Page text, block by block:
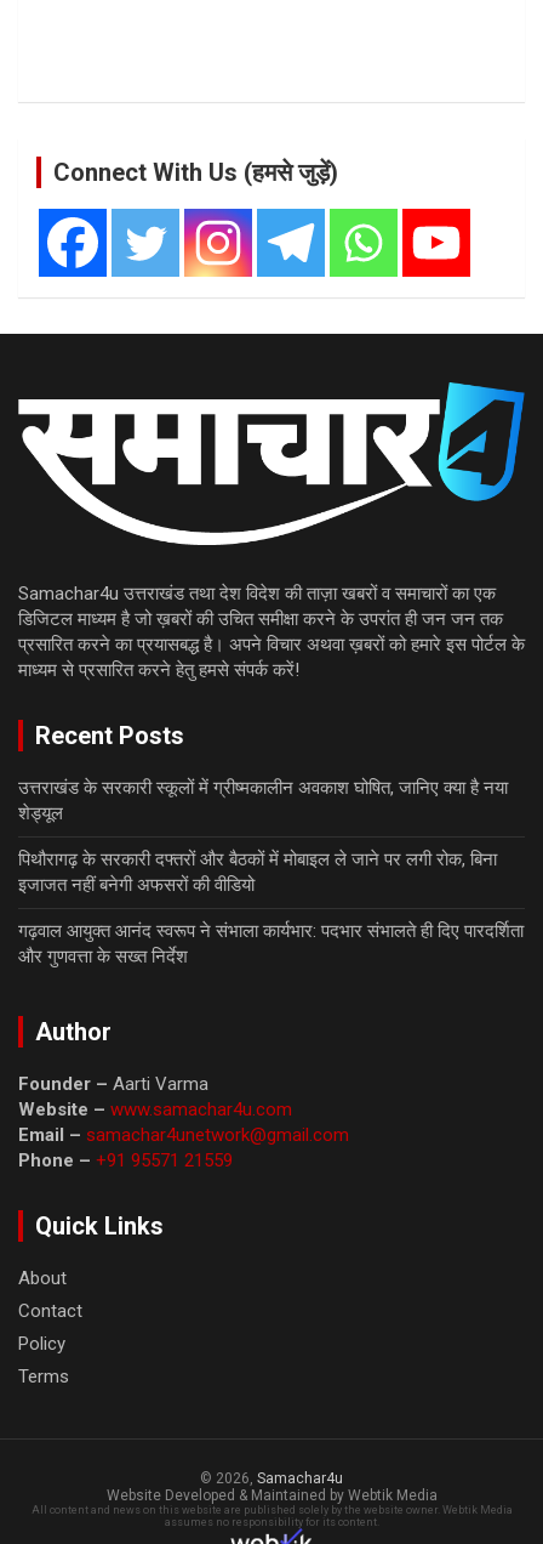
Connect With Us (हमसे जुड़ें)
Samachar4u उत्तराखंड तथा देश विदेश की ताज़ा खबरों व समाचारों का एक
डिजिटल माध्यम है जो ख़बरों की उचित समीक्षा करने के उपरांत ही जन जन तक
प्रसारित करने का प्रयासबद्ध है। अपने विचार अथवा ख़बरों को हमारे इस पोर्टल के
माध्यम से प्रसारित करने हेतु हमसे संपर्क करें!
Recent Posts
उत्तराखंड के सरकारी स्कूलों में ग्रीष्मकालीन अवकाश घोषित, जानिए क्या है नया
शेड्यूल
पिथौरागढ़ के सरकारी दफ्तरों और बैठकों में मोबाइल ले जाने पर लगी रोक, बिना
इजाजत नहीं बनेगी अफसरों की वीडियो
गढ़वाल आयुक्त आनंद स्वरूप ने संभाला कार्यभार: पदभार संभालते ही दिए पारदर्शिता
और गुणवत्ता के सख्त निर्देश
Author
Founder – Aarti Varma
Website – www.samachar4u.com
Email – samachar4unetwork@gmail.com
Phone – +91 95571 21559
Quick Links
About
Contact
Policy
Terms
© 2026, Samachar4u
Website Developed & Maintained by Webtik Media
All content and news on this website are published solely by the website owner. Webtik Media
assumes no responsibility for its content.